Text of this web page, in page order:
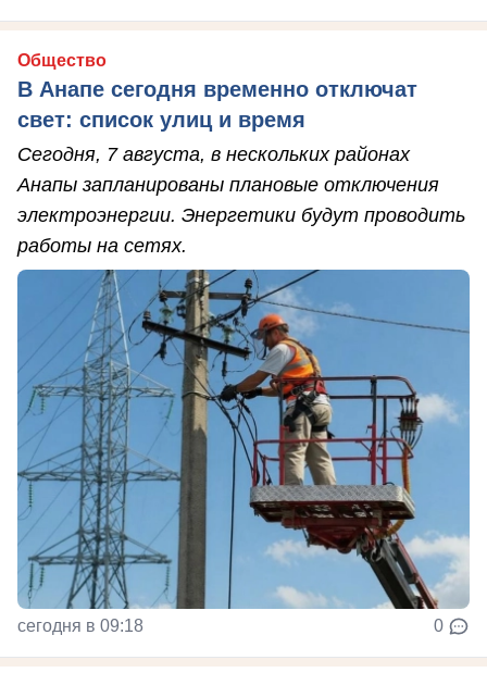
Общество
В Анапе сегодня временно отключат
свет: список улиц и время
Сегодня, 7 августа, в нескольких районах
Анапы запланированы плановые отключения
электроэнергии. Энергетики будут проводить
работы на сетях.
сегодня в 09:18 0